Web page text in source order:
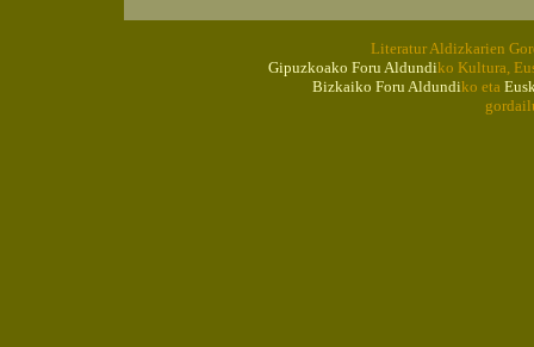
Literatur Aldizkarien
Gipuzkoako Foru Aldundiko Kultura,
Bizkaiko Foru Aldundiko eta